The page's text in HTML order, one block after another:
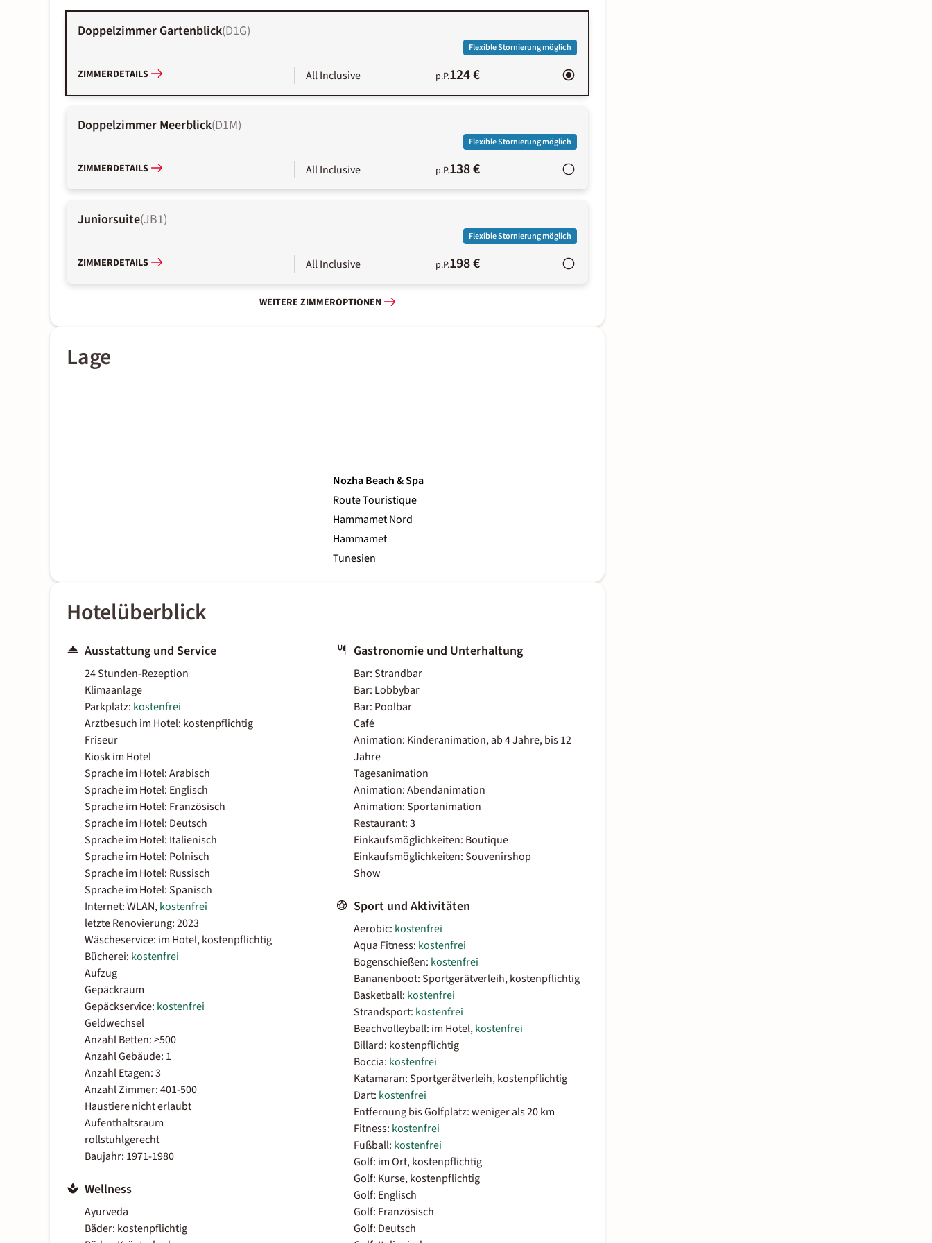
Doppelzimmer Gartenblick(D1G)
Flexible Stornierung möglich
ZIMMERDETAILS All Inclusive p.P.124 €
Doppelzimmer Meerblick(D1M)
Flexible Stornierung möglich
ZIMMERDETAILS All Inclusive p.P.138 €
Juniorsuite(JB1)
Flexible Stornierung möglich
ZIMMERDETAILS All Inclusive p.P.198 €
WEITERE ZIMMEROPTIONEN
Lage
Nozha Beach & Spa
Route Touristique
Hammamet Nord
Hammamet
Tunesien
Hotelüberblick
Ausstattung und Service
24 Stunden-Rezeption
Klimaanlage
Parkplatz: kostenfrei
Arztbesuch im Hotel: kostenpflichtig
Friseur
Kiosk im Hotel
Sprache im Hotel: Arabisch
Sprache im Hotel: Englisch
Sprache im Hotel: Französisch
Sprache im Hotel: Deutsch
Sprache im Hotel: Italienisch
Sprache im Hotel: Polnisch
Sprache im Hotel: Russisch
Sprache im Hotel: Spanisch
Internet: WLAN,kostenfrei
letzte Renovierung: 2023
Wäscheservice: im Hotel, kostenpflichtig
Bücherei: kostenfrei
Aufzug
Gepäckraum
Gepäckservice: kostenfrei
Geldwechsel
Anzahl Betten: >500
Anzahl Gebäude: 1
Anzahl Etagen: 3
Anzahl Zimmer: 401-500
Haustiere nicht erlaubt
Aufenthaltsraum
rollstuhlgerecht
Baujahr: 1971-1980
Wellness
Ayurveda
Bäder: kostenpflichtig
Gastronomie und Unterhaltung
Bar: Strandbar
Bar: Lobbybar
Bar: Poolbar
Café
Animation: Kinderanimation, ab 4 Jahre, bis 12
Jahre
Tagesanimation
Animation: Abendanimation
Animation: Sportanimation
Restaurant: 3
Einkaufsmöglichkeiten: Boutique
Einkaufsmöglichkeiten: Souvenirshop
Show
Sport und Aktivitäten
Aerobic: kostenfrei
Aqua Fitness: kostenfrei
Bogenschießen: kostenfrei
Bananenboot: Sportgerätverleih, kostenpflichtig
Basketball: kostenfrei
Strandsport: kostenfrei
Beachvolleyball: im Hotel,kostenfrei
Billard: kostenpflichtig
Boccia: kostenfrei
Katamaran: Sportgerätverleih, kostenpflichtig
Dart: kostenfrei
Entfernung bis Golfplatz: weniger als 20 km
Fitness: kostenfrei
Fußball: kostenfrei
Golf: im Ort, kostenpflichtig
Golf: Kurse, kostenpflichtig
Golf: Englisch
Golf: Französisch
Golf: Deutsch